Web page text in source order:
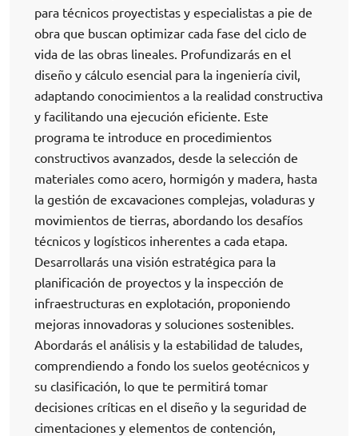
para técnicos proyectistas y especialistas a pie de
obra que buscan optimizar cada fase del ciclo de
vida de las obras lineales. Profundizarás en el
diseño y cálculo esencial para la ingeniería civil,
adaptando conocimientos a la realidad constructiva
y facilitando una ejecución eficiente. Este
programa te introduce en procedimientos
constructivos avanzados, desde la selección de
materiales como acero, hormigón y madera, hasta
la gestión de excavaciones complejas, voladuras y
movimientos de tierras, abordando los desafíos
técnicos y logísticos inherentes a cada etapa.
Desarrollarás una visión estratégica para la
planificación de proyectos y la inspección de
infraestructuras en explotación, proponiendo
mejoras innovadoras y soluciones sostenibles.
Abordarás el análisis y la estabilidad de taludes,
comprendiendo a fondo los suelos geotécnicos y
su clasificación, lo que te permitirá tomar
decisiones críticas en el diseño y la seguridad de
cimentaciones y elementos de contención,